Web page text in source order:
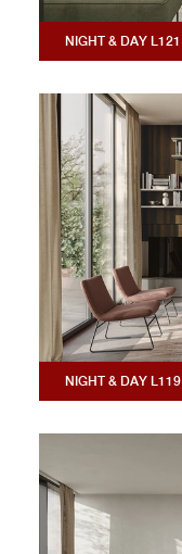
NIGHT & DAY L121
NIGHT & DAY L119